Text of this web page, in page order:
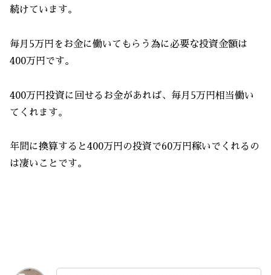
続けています。
毎月5万円をお金に働いてもらう為に必要な投資金額は
400万円です。
400万円投資に回せるお金があれば、毎月5万円相当働い
てくれます。
年間に換算すると400万円の投資で60万円稼いでくれるの
は凄いことです。